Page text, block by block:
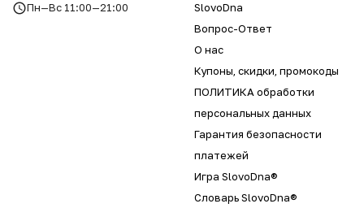
Пн—Вс 11:00—21:00
SlovoDna
Вопрос-Ответ
О нас
Купоны, скидки, промокоды
ПОЛИТИКА обработки
персональных данных
Гарантия безопасности
платежей
Игра SlovoDna®
Словарь SlovoDna®